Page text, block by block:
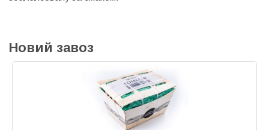
Новий завоз